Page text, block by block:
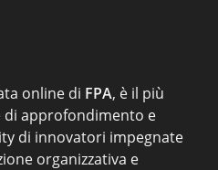
online di FPA, è il più
approfondimento e
di innovatori impegnate
organizzativa e